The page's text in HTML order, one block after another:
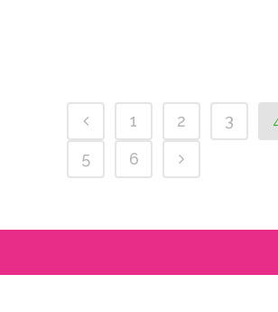
1 2 3
5
6